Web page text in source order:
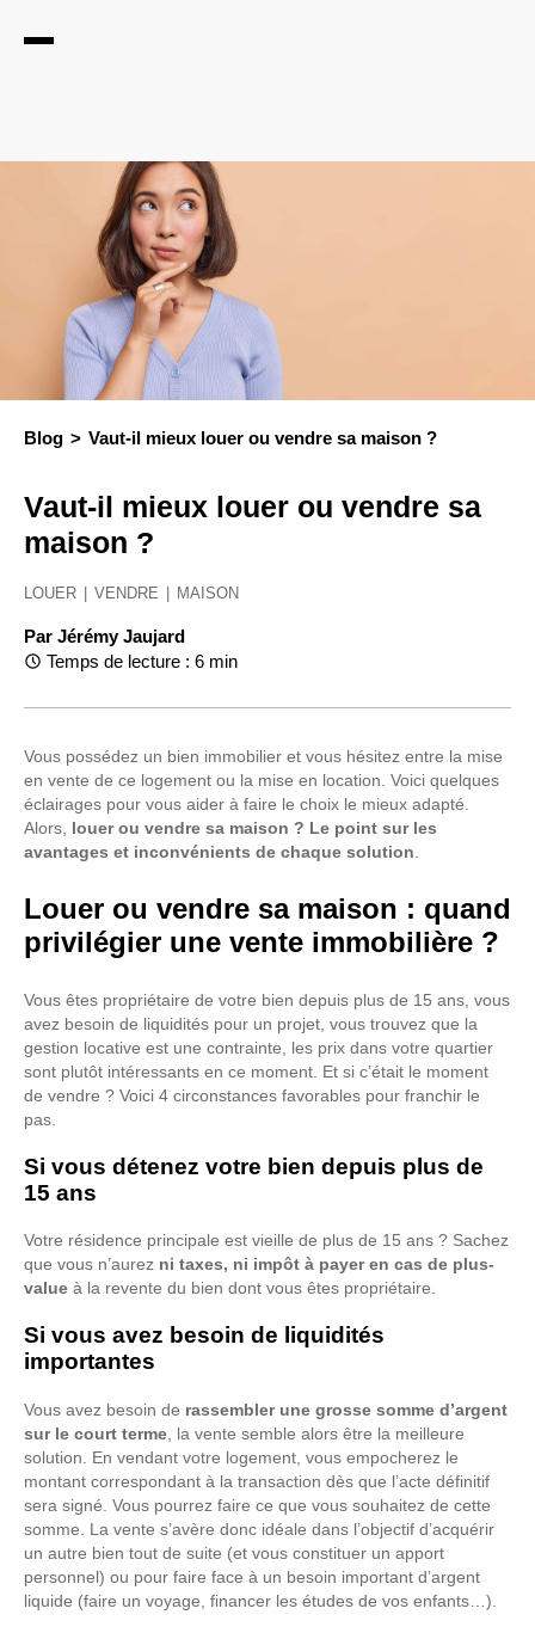
Blog Vaut-il mieux louer ou vendre sa maison ?
Vaut-il mieux louer ou vendre sa
maison ?
LOUER VENDRE MAISON
Par Jérémy Jaujard
Temps de lecture : 6 min
Vous possédez un bien immobilier et vous hésitez entre la mise
en vente de ce logement ou la mise en location. Voici quelques
éclairages pour vous aider à faire le choix le mieux adapté.
Alors, louer ou vendre sa maison ? Le point sur les
avantages et inconvénients de chaque solution
Louer ou vendre sa maison : quand
privilégier une vente immobilière ?
Vous êtes propriétaire de votre bien depuis plus de 15 ans, vous
avez besoin de liquidités pour un projet, vous trouvez que la
gestion locative est une contrainte, les prix dans votre quartier
sont plutôt intéressants en ce moment. Et si c’était le moment
de vendre ? Voici 4 circonstances favorables pour franchir le
pas.
Si vous détenez votre bien depuis plus de
15 ans
Votre résidence principale est vieille de plus de 15 ans ? Sachez
que vous n’aurez ni taxes, ni impôt à payer en cas de plus-
value à la revente du bien dont vous êtes propriétaire.
Si vous avez besoin de liquidités
importantes
Vous avez besoin de rassembler une grosse somme d’argent
sur le court terme , la vente semble alors être la meilleure
solution. En vendant votre logement, vous empocherez le
montant correspondant à la transaction dès que l’acte définitif
sera signé. Vous pourrez faire ce que vous souhaitez de cette
somme. La vente s’avère donc idéale dans l’objectif d’acquérir
un autre bien tout de suite (et vous constituer un apport
personnel) ou pour faire face à un besoin important d’argent
liquide (faire un voyage, financer les études de vos enfants…).